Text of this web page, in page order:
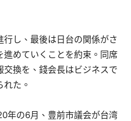
し、最後は日台の関係がさ
進めていくことを約束。同席
交換を、錢会長はビジネスで
た。
年の6月、豊前市議会が台湾